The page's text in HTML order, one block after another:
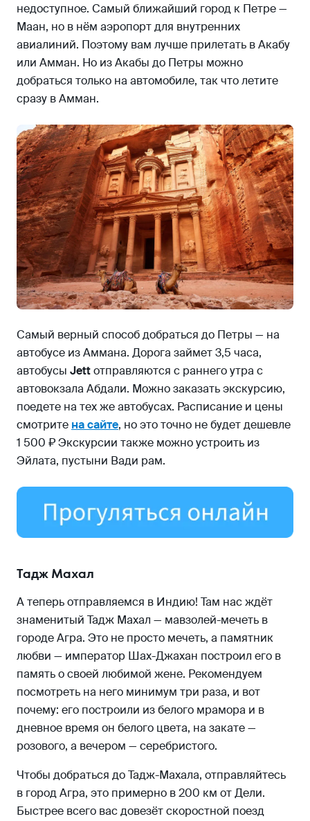
недоступное. Самый ближайший город к Петре —
Маан, но в нём аэропорт для внутренних
авиалиний. Поэтому вам лучше прилетать в Акабу
или Амман. Но из Акабы до Петры можно
добраться только на автомобиле, так что летите
сразу в Амман.
Самый верный способ добраться до Петры — на
автобусе из Аммана. Дорога займет 3,5 часа,
автобусы Jettотправляются с раннего утра с
автовокзала Абдали. Можно заказать экскурсию,
поедете на тех же автобусах. Расписание и цены
смотрите на сайте, но это точно не будет дешевле
1 500 ₽ Экскурсии также можно устроить из
Эйлата, пустыни Вади рам.
Тадж Махал
А теперь отправляемся в Индию! Там нас ждёт
знаменитый Тадж Махал — мавзолей-мечеть в
городе Агра. Это не просто мечеть, а памятник
любви — император Шах-Джахан построил его в
память о своей любимой жене. Рекомендуем
посмотреть на него минимум три раза, и вот
почему: его построили из белого мрамора и в
дневное время он белого цвета, на закате —
розового, а вечером — серебристого.
Чтобы добраться до Тадж-Махала, отправляйтесь
в город Агра, это примерно в 200 км от Дели.
Быстрее всего вас довезёт скоростной поезд